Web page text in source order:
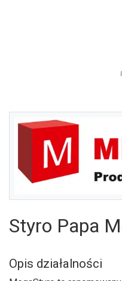
Styro Papa
Opis działalności